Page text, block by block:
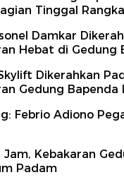
Tinggal Rangka
Damkar
Hebat di Gedung
Dikerahkan
Gedung Bapenda
Febrio Adiono
Jam, Kebakaran
Padam